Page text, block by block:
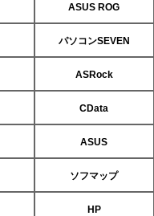
ASUS ROG
パソコンSEVEN
ASRock
CData
ASUS
ソフマップ
HP